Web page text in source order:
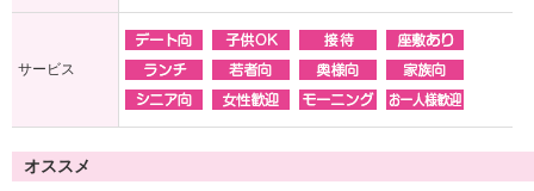
サービス
オススメ